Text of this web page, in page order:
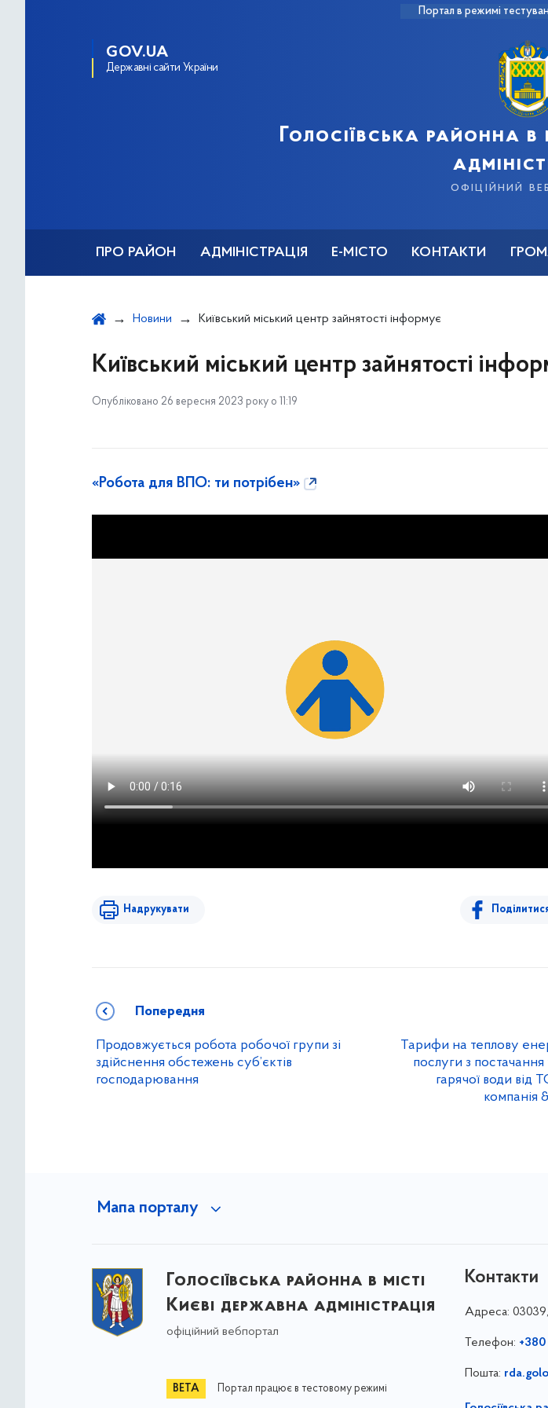
Портал в режимі
GOV.UA
Державні сайти України
Голосіївська районна в
офіційний
ПРО РАЙОН АДМІНІСТРАЦІЯ Е-МІСТО КОНТАКТИ
Новини Київський міський центр зайнятості інформує
Київський міський центр зайнятості
Опубліковано 26 вересня 2023 року о 11:19
«Робота для ВПО: ти потрібен»
Надрукувати
Попередня
Продовжується робота робочої групи зі
здійснення обстежень суб’єктів
господарювання
Тарифи на теплову
послуги з постачання
гарячої води
компанія
Мапа порталу
Голосіївська районна в місті
Києві державна адміністрація
офіційний вебпортал
Портал працює в тестовому режимі
Контакти
Адреса:
Телефон:
Пошта: